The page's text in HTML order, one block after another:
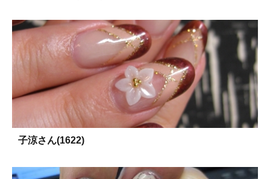
子涼さん(1622)